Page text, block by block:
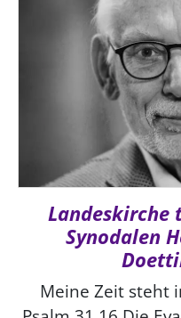
Landeskirche
Synodalen
Meine Zeit steht